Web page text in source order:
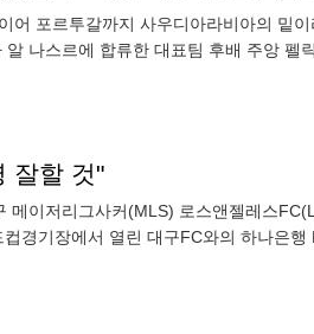
어 포르투갈까지 사우디아라비아의 밑이
나스르에 합류한 대표팀 후배 주앙 펠
잘할 것"
이저리그사커(MLS) 로스앤젤레스
경기장에서 열린 대구FC와의 하나은행